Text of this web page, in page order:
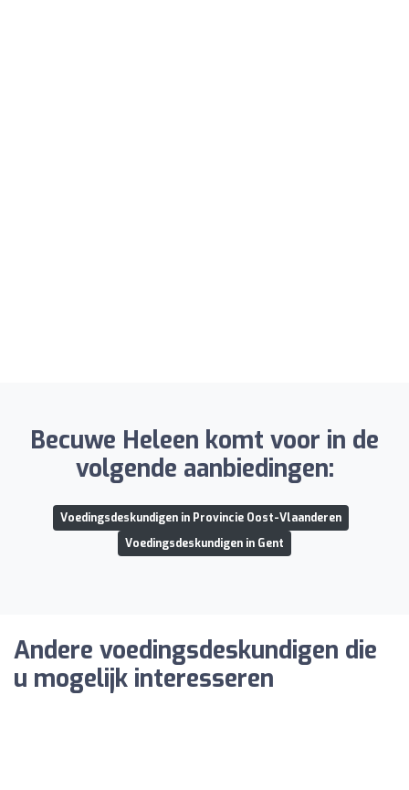
Becuwe Heleen komt voor in de
volgende aanbiedingen:
Voedingsdeskundigen in Provincie Oost-Vlaanderen
Voedingsdeskundigen in Gent
Andere voedingsdeskundigen die
u mogelijk interesseren